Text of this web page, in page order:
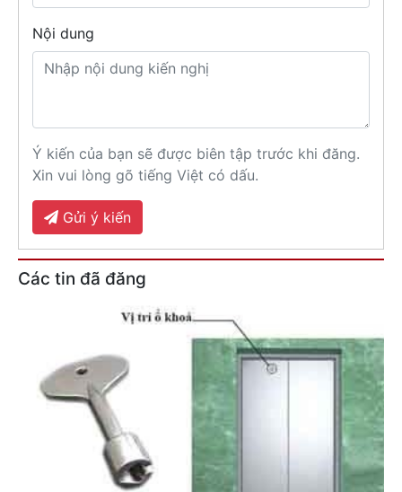
Nội dung
Ý kiến của bạn sẽ được biên tập trước khi đăng.
Xin vui lòng gõ tiếng Việt có dấu.
Gửi ý kiến
Các tin đã đăng